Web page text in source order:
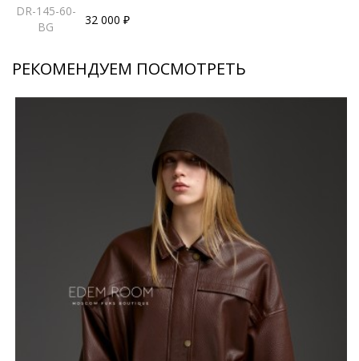
DR-145-60-
BG
32 000 ₽
РЕКОМЕНДУЕМ ПОСМОТРЕТЬ